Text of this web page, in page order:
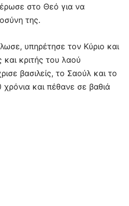
στο Θεό για να
της.
υπηρέτησε τον Κύριο και
κριτής του λαού
βασιλείς, το Σαούλ και το
και πέθανε σε βαθιά